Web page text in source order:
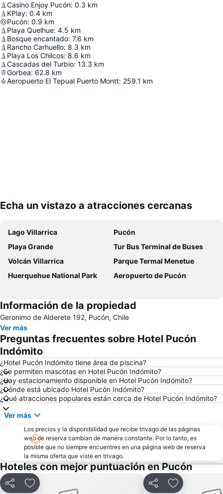
Casino Enjoy Pucón: 0.3 km
KPlay: 0.4 km
Pucón: 0.9 km
Playa Quelhue: 4.5 km
Bosque encantado: 7.6 km
Rancho Carhuello: 8.3 km
Playa Los Chilcos: 8.6 km
Cascadas del Turbio: 13.3 km
Gorbea: 62.8 km
Aeropuerto El Tepual Puerto Montt: 259.1 km
Echa un vistazo a atracciones cercanas
Lago Villarrica
Pucón
Playa Grande
Tur Bus Terminal de Buses
Volcán Villarrica
Parque Termal Menetue
Huerquehue National Park
Aeropuerto de Pucón
Información de la propiedad
Geronimo de Alderete 192, Pucón, Chile
Ver más
Preguntas frecuentes sobre Hotel Pucón
Indómito
¿Hotel Pucón Indómito tiene área de piscina?
¿Se permiten mascotas en Hotel Pucón Indómito?
¿Hay estacionamiento disponible en Hotel Pucón Indómito?
¿Dónde está ubicado Hotel Pucón Indómito?
¿Qué atracciones populares están cerca de Hotel Pucón Indómito?
Ver más
Los precios y la disponibilidad que recibe trivago de las páginas
web de reserva cambian de manera constante. Por lo tanto, es
posible que no siempre encuentres en una página web de reserva
la misma oferta que viste en trivago.
Hoteles con mejor puntuación en Pucón
CompartirAgregar a favoritos CompartirAgregar a